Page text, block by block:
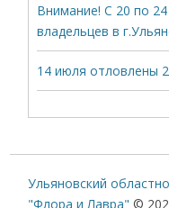
Внимание! С 20 по
владельцев в
14 июля отловлены
Ульяновский
"Флора и Лавра" ©